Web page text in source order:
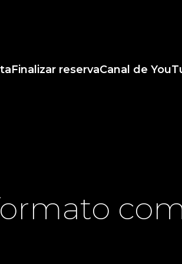
Finalizar reservaCanal de